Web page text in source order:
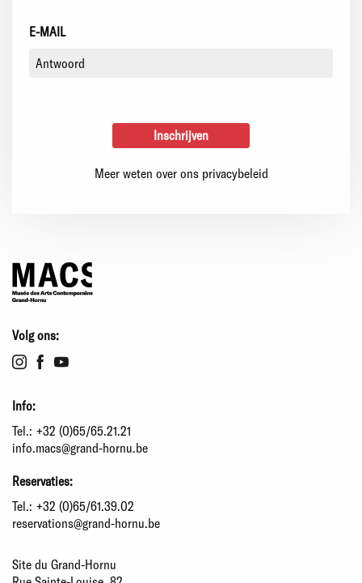
E-MAIL
Meer weten over ons privacybeleid
Volg ons:
Info:
Tel.: +32 (0)65/65.21.21
info.macs@grand-hornu.be
Reservaties:
Tel.: +32 (0)65/61.39.02
reservations@grand-hornu.be
Site du Grand-Hornu